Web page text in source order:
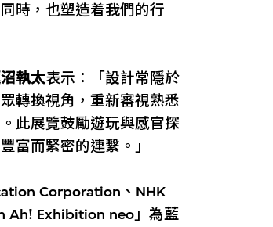
時，也塑造着我們的行
執太表示：「設計常隱於
轉換視角，重新審視熟悉
此展覽鼓勵遊玩與感官探
富而緊密的連繫。」
Corporation、NHK
Ah! Exhibition neo」為藍